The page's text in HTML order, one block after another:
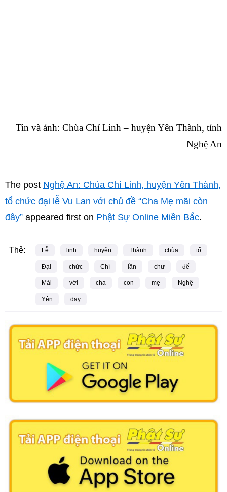
Tin và ảnh: Chùa Chí Linh – huyện Yên Thành, tỉnh
Nghệ An
The post Nghệ An: Chùa Chí Linh, huyện Yên Thành,
tổ chức đại lễ Vu Lan với chủ đề “Cha Mẹ mãi còn
đây” appeared first on Phật Sự Online Miền Bắc.
Thẻ: Lễ linh huyện Thành chùa tổ
Đại chức Chí lần chư để
Mái với cha con mẹ Nghệ
Yên dạy